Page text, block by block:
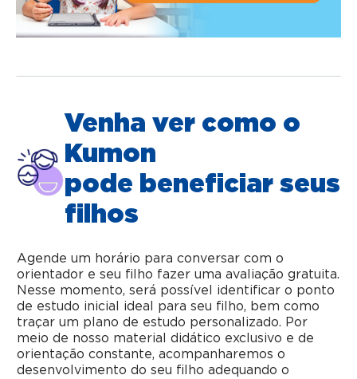
Venha ver como o
Kumon
pode beneficiar seus
filhos
Agende um horário para conversar com o
orientador e seu filho fazer uma avaliação gratuita.
Nesse momento, será possível identificar o ponto
de estudo inicial ideal para seu filho, bem como
traçar um plano de estudo personalizado. Por
meio de nosso material didático exclusivo e de
orientação constante, acompanharemos o
desenvolvimento do seu filho adequando o